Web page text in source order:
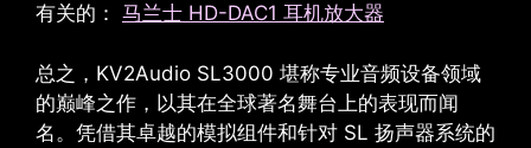
有关的： 马兰士 HD-DAC1 耳机放大器
总之，KV2Audio SL3000 堪称专业音频设备领域
的巅峰之作，以其在全球著名舞台上的表现而闻
名。凭借其卓越的模拟组件和针对 SL 扬声器系统的